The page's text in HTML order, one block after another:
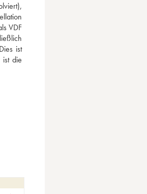
VDF
ist
die